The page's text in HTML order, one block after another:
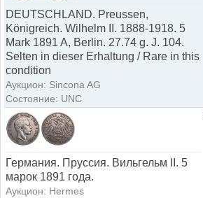
DEUTSCHLAND. Preussen,
Königreich. Wilhelm II. 1888-1918. 5
Mark 1891 A, Berlin. 27.74 g. J. 104.
Selten in dieser Erhaltung / Rare in this
condition
Аукцион: Sincona AG
Состояние: UNC
Германия. Пруссия. Вильгельм II. 5
марок 1891 года.
Аукцион: Hermes